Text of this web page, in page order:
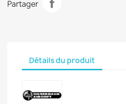
Partager
Détails du produit